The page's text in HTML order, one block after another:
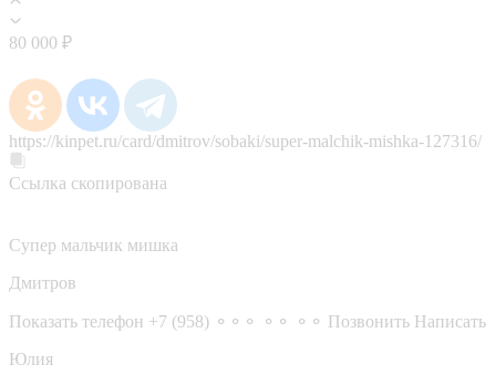
80 000 ₽
https://kinpet.ru/card/dmitrov/sobaki/super-malchik-mishka-127316/
Ссылка скопирована
Супер мальчик мишка
Дмитров
Показать телефон +7 (958) ⚬⚬⚬ ⚬⚬ ⚬⚬ Позвонить Написать
Юлия